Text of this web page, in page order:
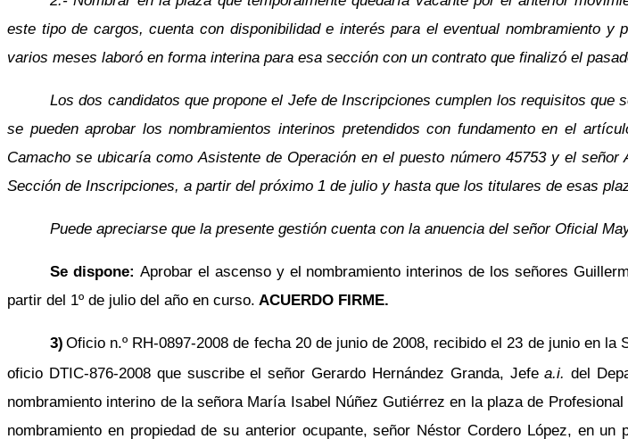
este tipo de cargos, cuenta con disponibilidad e interés para el eventual nombramiento
varios meses laboró en forma interina para esa sección con un contrato que finalizó el
Los dos candidatos que propone el Jefe de Inscripciones cumplen los requisitos
se pueden aprobar los nombramientos interinos pretendidos con fundamento en el
Camacho se ubicaría como Asistente de Operación en el puesto número 45753 y el
Sección de Inscripciones, a partir del próximo 1 de julio y hasta que los titulares de esas
Puede apreciarse que la presente gestión cuenta con la anuencia del señor Oficial
Se dispone: Aprobar el ascenso y el nombramiento interinos de los señores
partir del 1º de julio del año en curso. ACUERDO FIRME.
3) Oficio n.º RH-0897-2008 de fecha 20 de junio de 2008, recibido el 23 de junio en
oficio DTIC-876-2008 que suscribe el señor Gerardo Hernández Granda, Jefea.i. del
nombramiento interino de la señora María Isabel Núñez Gutiérrez en la plaza de
nombramiento en propiedad de su anterior ocupante, señor Néstor Cordero López, en